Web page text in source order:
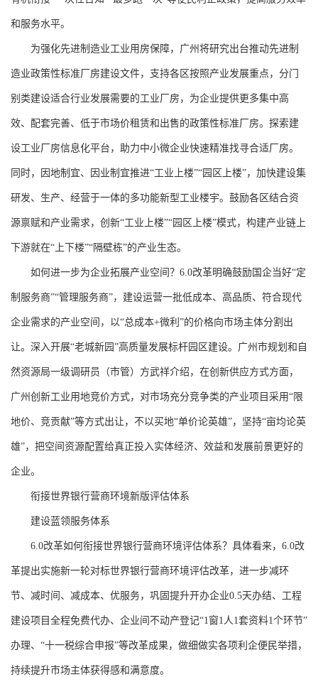
和服务水平。
为强化先进制造业工业用房保障，广州将研究出台推动先进制
造业政策性标准厂房建设文件，支持各区按照产业发展重点，分门
别类建设适合行业发展需要的工业厂房，为企业提供更多集中高
效、配套完善、低于市场价租赁和出售的政策性标准厂房。探索建
设工业厂房信息化平台，助力中小微企业快速精准找寻合适厂房。
同时，因地制宜、因业制宜推进“工业上楼”“园区上楼”，加快建设集
研发、生产、经营于一体的多功能新型工业楼宇。鼓励各区结合资
源禀赋和产业需求，创新“工业上楼”“园区上楼”模式，构建产业链上
下游就在“上下楼”“隔壁栋”的产业生态。
如何进一步为企业拓展产业空间？6.0改革明确鼓励国企当好“定
制服务商”“管理服务商”，建设运营一批低成本、高品质、符合现代
企业需求的产业空间，以“总成本+微利”的价格向市场主体分割出
让。深入开展“老城新园”高质量发展标杆园区建设。广州市规划和自
然资源局一级调研员（市管）方武祥介绍，在创新供应方式方面，
广州创新工业用地竞价方式，对市场充分竞争类的产业项目采用“限
地价、竞贡献”等方式出让，不以买地“单价论英雄”，坚持“亩均论英
雄”，把空间资源配置给真正投入实体经济、效益和发展前景更好的
企业。
衔接世界银行营商环境新版评估体系
建设蓝领服务体系
6.0改革如何衔接世界银行营商环境评估体系？具体看来，6.0改
革提出实施新一轮对标世界银行营商环境评估改革，进一步减环
节、减时间、减成本、优服务，巩固提升开办企业0.5天办结、工程
建设项目全程免费代办、企业间不动产登记“1窗1人1套资料1个环节”
办理、“十一税综合申报”等改革成果，做细做实各项利企便民举措，
持续提升市场主体获得感和满意度。